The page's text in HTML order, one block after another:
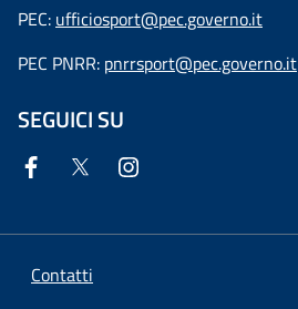
PEC: ufficiosport@pec.governo.it
PEC PNRR: pnrrsport@pec.governo.it
SEGUICI SU
Contatti